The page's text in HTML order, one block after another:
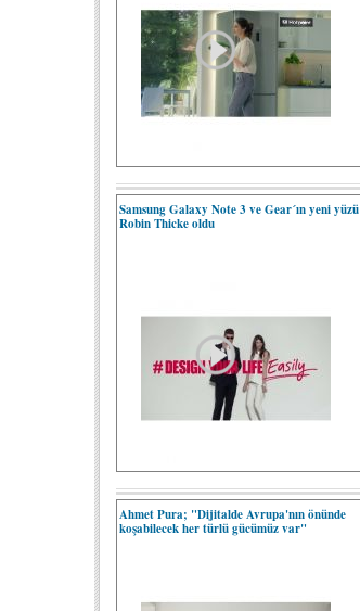
Samsung Galaxy Note 3 ve Gear´ın yeni yüzü
Robin Thicke oldu
Ahmet Pura; "Dijitalde Avrupa'nın önünde
koşabilecek her türlü gücümüz var"